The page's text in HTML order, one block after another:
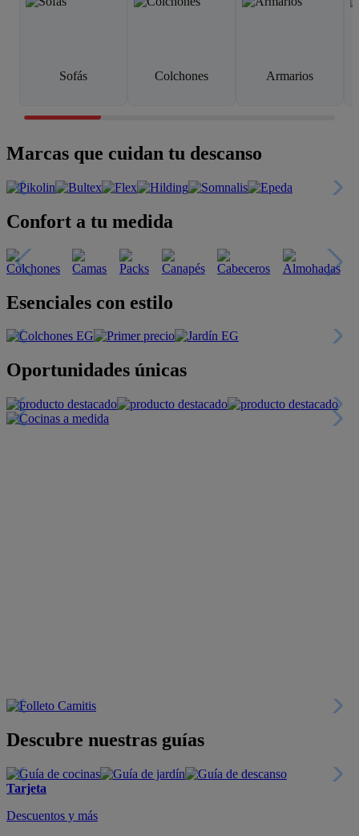
Sofás Colchones Armarios
Marcas que cuidan tu descanso
Confort a tu medida
Esenciales con estilo
Oportunidades únicas
Descubre nuestras guías
Tarjeta
Descuentos y más